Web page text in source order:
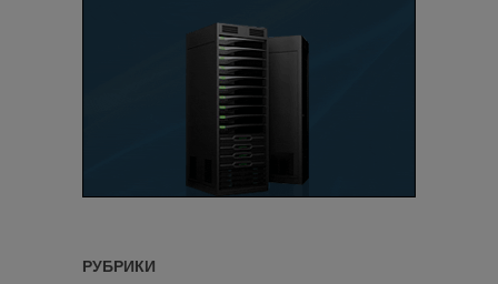
РУБРИКИ